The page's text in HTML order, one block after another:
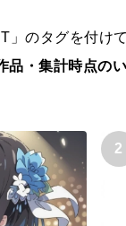
」のタグを付け
品・集計時点の
2